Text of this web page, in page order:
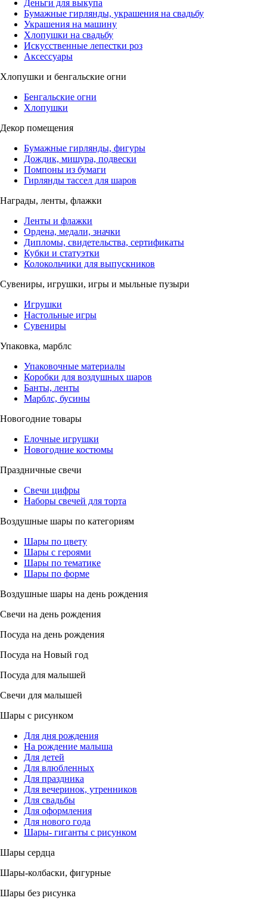
Деньги для выкупа
Бумажные гирлянды, украшения на свадьбу
Украшения на машину
Хлопушки на свадьбу
Искусственные лепестки роз
Аксессуары
Хлопушки и бенгальские огни
Бенгальские огни
Хлопушки
Декор помещения
Бумажные гирлянды, фигуры
Дождик, мишура, подвески
Помпоны из бумаги
Гирлянды тассел для шаров
Награды, ленты, флажки
Ленты и флажки
Ордена, медали, значки
Дипломы, свидетельства, сертификаты
Кубки и статуэтки
Колокольчики для выпускников
Сувениры, игрушки, игры и мыльные пузыри
Игрушки
Настольные игры
Сувениры
Упаковка, марблс
Упаковочные материалы
Коробки для воздушных шаров
Банты, ленты
Марблс, бусины
Новогодние товары
Елочные игрушки
Новогодние костюмы
Праздничные свечи
Свечи цифры
Наборы свечей для торта
Воздушные шары по категориям
Шары по цвету
Шары с героями
Шары по тематике
Шары по форме
Воздушные шары на день рождения
Свечи на день рождения
Посуда на день рождения
Посуда на Новый год
Посуда для малышей
Свечи для малышей
Шары с рисунком
Для дня рождения
На рождение малыша
Для детей
Для влюбленных
Для праздника
Для вечеринок, утренников
Для свадьбы
Для оформления
Для нового года
Шары- гиганты с рисунком
Шары сердца
Шары-колбаски, фигурные
Шары без рисунка